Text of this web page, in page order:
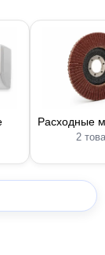
Расходные
2